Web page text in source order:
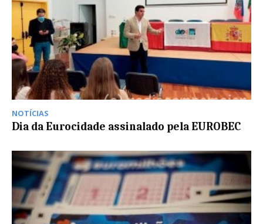
NOTÍCIAS
Dia da Eurocidade assinalado pela EUROBEC